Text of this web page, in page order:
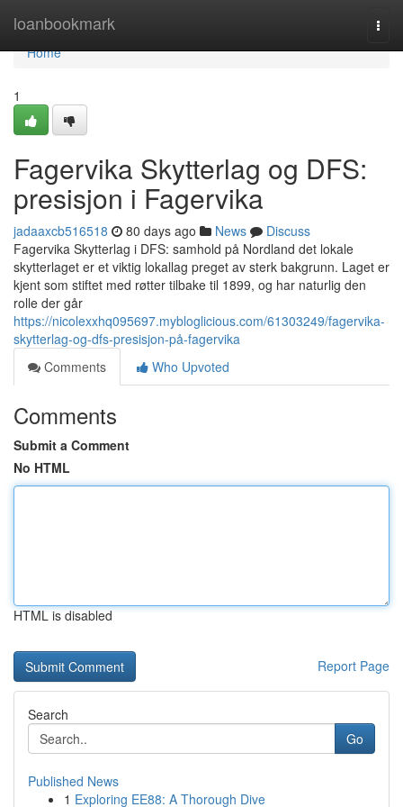
loanbookmark
Home
Home
1
Fagervika Skytterlag og DFS:
presisjon i Fagervika
jadaaxcb516518 80 days ago News
Discuss
Fagervika Skytterlag i DFS: samhold på Nordland det lokale
skytterlaget er et viktig lokallag preget av sterk bakgrunn. Laget er
kjent som stiftet med røtter tilbake til 1899, og har naturlig den
rolle der går
https://nicolexxhq095697.mybloglicious.com/61303249/fagervika-
skytterlag-og-dfs-presisjon-på-fagervika
Comments
Who Upvoted
Comments
Submit a Comment
No HTML
HTML is disabled
Report Page
Search
Go
Published News
1 Exploring EE88: A Thorough Dive